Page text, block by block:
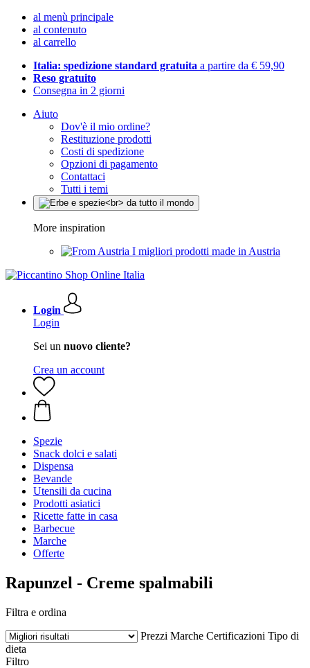
al menù principale
al contenuto
al carrello
Italia: spedizione standard gratuita a partire da € 59,90
Reso gratuito
Consegna in 2 giorni
Aiuto
Dov'è il mio ordine?
Restituzione prodotti
Costi di spedizione
Opzioni di pagamento
Contattaci
Tutti i temi
More inspiration
I migliori prodotti made in Austria
Login
Login
Sei un nuovo cliente?
Crea un account
Spezie
Snack dolci e salati
Dispensa
Bevande
Utensili da cucina
Prodotti asiatici
Ricette fatte in casa
Barbecue
Marche
Offerte
Rapunzel - Creme spalmabili
Filtra e ordina
Prezzi Marche Certificazioni Tipo di
dieta
Filtro